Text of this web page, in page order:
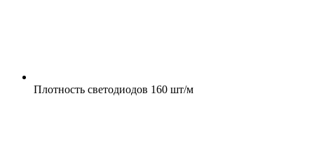
Плотность светодиодов 160 шт/м